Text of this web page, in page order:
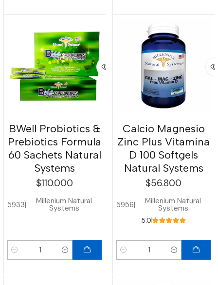
BWell Probiotics &
Prebiotics Formula
60 Sachets Natural
Systems
$110.000
5933| Millenium Natural
Systems
Cantidad
Calcio Magnesio
Zinc Plus Vitamina
D 100 Softgels
Natural Systems
$56.800
5956| Millenium Natural
Systems
5.0
Cantidad